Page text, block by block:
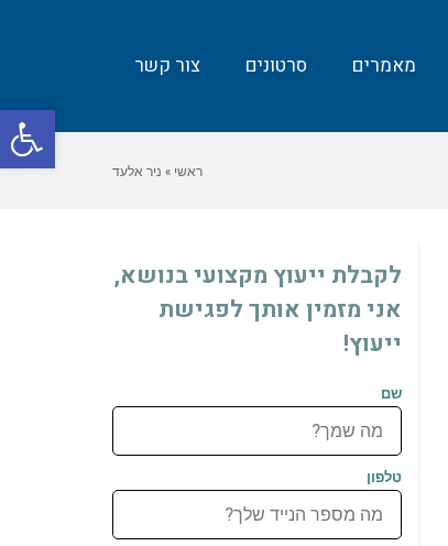
מאמרים סרטונים צור קשר
ראשי » ניר אלעד
לקבלת ייעוץ מקצועי בנושא,
אני מזמין אותך לפגישת
ייעוץ!
שם
טלפון